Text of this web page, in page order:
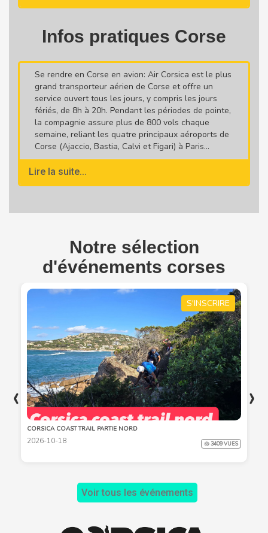
Infos pratiques Corse
Se rendre en Corse en avion: Air Corsica est le plus
grand transporteur aérien de Corse et offre un
service ouvert tous les jours, y compris les jours
fériés, de 8h à 20h. Pendant les périodes de pointe,
la compagnie assure plus de 800 vols chaque
semaine, reliant les quatre principaux aéroports de
Corse (Ajaccio, Bastia, Calvi et Figari) à Paris...
Lire la suite...
Notre sélection
d'événements corses
S'INSCRIRE
CORSICA COAST TRAIL PARTIE NORD
2026-10-18 3409 VUES
‹ ›
Voir tous les événements